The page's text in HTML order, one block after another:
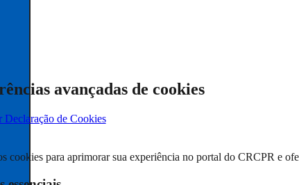
avançadas de cookies
Declaração de Cookies
cookies para aprimorar sua experiência no portal do CRCPR e